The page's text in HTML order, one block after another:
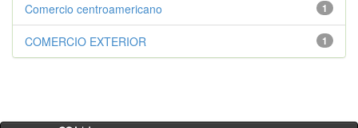
1
Comercio centroamericano
1
COMERCIO EXTERIOR